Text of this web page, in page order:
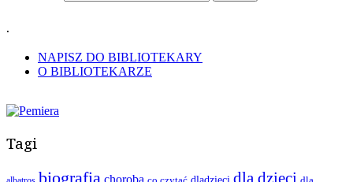
.
NAPISZ DO BIBLIOTEKARY
O BIBLIOTEKARZE
Tagi
biografia dla dzieci